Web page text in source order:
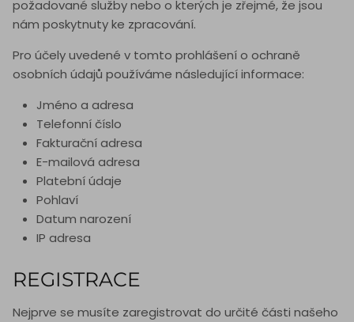
požadované služby nebo o kterých je zřejmé, že jsou
nám poskytnuty ke zpracování.
Pro účely uvedené v tomto prohlášení o ochraně
osobních údajů používáme následující informace:
Jméno a adresa
Telefonní číslo
Fakturační adresa
E-mailová adresa
Platební údaje
Pohlaví
Datum narození
IP adresa
REGISTRACE
Nejprve se musíte zaregistrovat do určité části našeho